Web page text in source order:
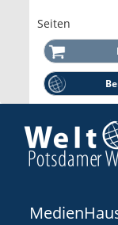
Seiten